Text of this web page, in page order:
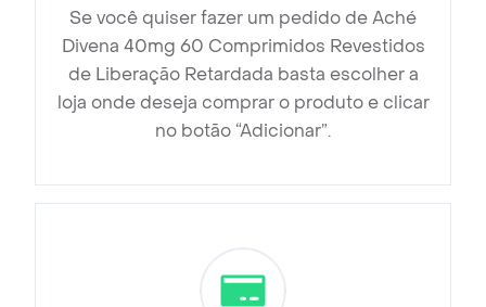
Se você quiser fazer um pedido de Aché
Divena 40mg 60 Comprimidos Revestidos
de Liberação Retardada basta escolher a
loja onde deseja comprar o produto e clicar
no botão “Adicionar”.